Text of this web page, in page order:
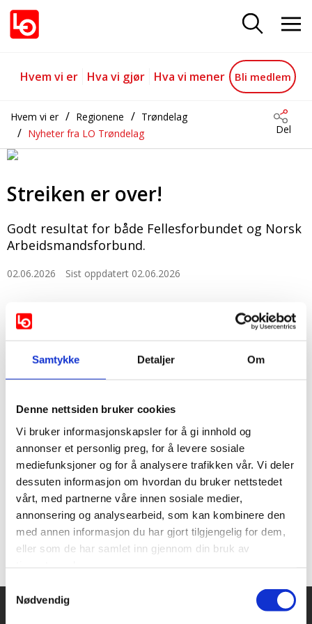
Samtykke Detaljer Om
Denne nettsiden bruker cookies
Vi bruker informasjonskapsler for å gi innhold og
annonser et personlig preg, for å levere sosiale
mediefunksjoner og for å analysere trafikken vår. Vi deler
dessuten informasjon om hvordan du bruker nettstedet
vårt, med partnerne våre innen sosiale medier,
annonsering og analysearbeid, som kan kombinere den
med annen informasjon du har gjort tilgjengelig for dem,
eller som de har samlet inn gjennom din bruk av
Samtykkevalg
Nødvendig
Streiken er over!
Gå til hovedinnhold
Gå til navigasjon
Hvem vi er Hva vi gjør Hva vi mener Bli medlem
Hvem vi er Regionene
Trøndelag
Nyheter fra LO Trøndelag
Del
Streiken er over!
Godt resultat for både Fellesforbundet og Norsk
Arbeidsmandsforbund.
02.06.2026 Sist oppdatert 02.06.2026
Natt til 28. mai ble Fellesforbundet og NHO Reiseliv
enige om en ny avtale og etter tre ukers streik var også
Norsk Arbeidsmandsforbund og NHO Service og Handel
er enige om en avtale for renholdere. Begge
tariffavtalene har full seier på sine krav om økt
LOs regionkontor vil takke for all støtte, samhold og
solidaritet i kampen for et rettferdig resultat! Mange har
deltatt på LOs streikepatrulje i både Trondheim,
Levanger, Verdal og Steinkjer! Patruljene har møtt
streikevakter har stått ute i all slags vær, men som har
opplevd en enorm støtte i sine viktige saker!
Større. Sterkere. Sammen.